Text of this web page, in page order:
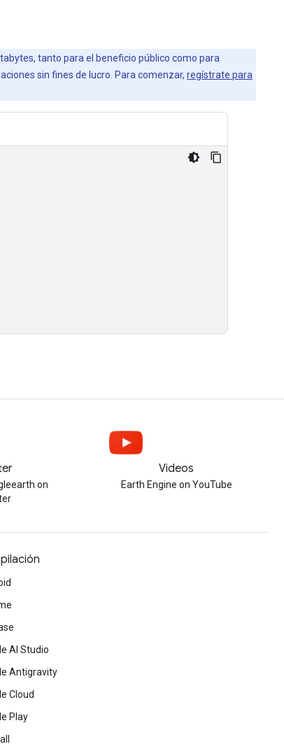
tanto para el beneficio público como para
sin fines de lucro. Para comenzar, regístrate para
on
Videos
Earth Engine on YouTube
AI Studio
Antigravity
Cloud
Play